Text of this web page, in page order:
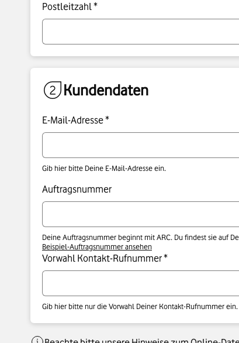
Postleitzahl *
Kundendaten
E-Mail-Adresse *
Gib hier bitte Deine E-Mail-Adresse ein.
Auftragsnummer
Deine Auftragsnummer beginnt mit ARC. Du findest sie auf
Beispiel-Auftragsnummer ansehen
Vorwahl Kontakt-Rufnummer *
Gib hier bitte nur die Vorwahl Deiner Kontakt-Rufnummer